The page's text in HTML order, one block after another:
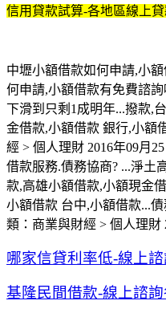
信用貸款試算-各地區線上
中壢小額借款如何申請,小
何申請,小額借款有免費諮
下滑到只剩1成明年...撥款,
金借款,小額借款 銀行,小額
經 > 個人理財 2016年09月
借款服務.債務協商? ...淨土
款,高雄小額借款,小額現金
小額借款 台中,小額借款...
類：商業與財經 > 個人理財
哪家信貸利率低-線上
基隆民間借款-線上諮